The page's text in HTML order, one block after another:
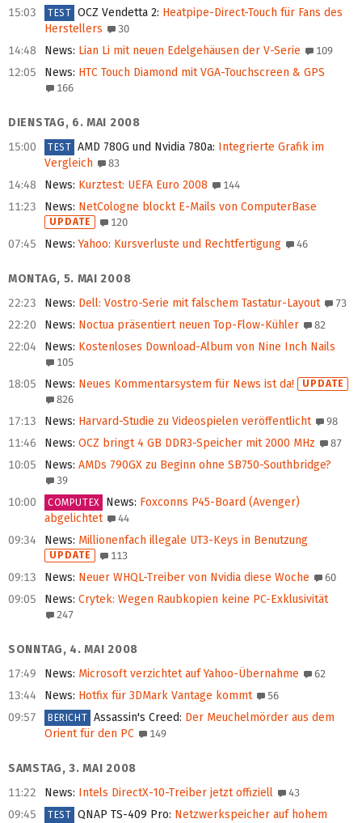
15:03 TEST OCZ Vendetta 2: Heatpipe-Direct-Touch für Fans des
Herstellers
30
14:48 News: Lian Li mit neuen Edelgehäusen der V-Serie 109
12:05 News: HTC Touch Diamond mit VGA-Touchscreen & GPS
166
DIENSTAG, 6. MAI 2008
15:00
TEST AMD 780G und Nvidia 780a: Integrierte Grafik im
Vergleich
83
14:48 News: Kurztest: UEFA Euro 2008 144
11:23 News: NetCologne blockt E-Mails von ComputerBase
UPDATE 120
07:45 News: Yahoo: Kursverluste und Rechtfertigung 46
MONTAG, 5. MAI 2008
22:23
News: Dell: Vostro-Serie mit falschem Tastatur-Layout 73
22:20 News: Noctua präsentiert neuen Top-Flow-Kühler 82
22:04 News: Kostenloses Download-Album von Nine Inch Nails
105
18:05 News: Neues Kommentarsystem für News ist da! UPDATE
826
17:13 News: Harvard-Studie zu Videospielen veröffentlicht 98
11:46 News: OCZ bringt 4 GB DDR3-Speicher mit 2000 MHz 87
10:05 News: AMDs 790GX zu Beginn ohne SB750-Southbridge?
39
10:00 COMPUTEX News: Foxconns P45-Board (Avenger)
abgelichtet
44
09:34 News: Millionenfach illegale UT3-Keys in Benutzung
UPDATE 113
09:13 News: Neuer WHQL-Treiber von Nvidia diese Woche 60
09:05 News: Crytek: Wegen Raubkopien keine PC-Exklusivität
247
SONNTAG, 4. MAI 2008
17:49
News: Microsoft verzichtet auf Yahoo-Übernahme 62
13:44 News: Hotfix für 3DMark Vantage kommt 56
09:57 BERICHT Assassin's Creed: Der Meuchelmörder aus dem
Orient für den PC
149
SAMSTAG, 3. MAI 2008
11:22
News: Intels DirectX-10-Treiber jetzt offiziell 43
09:45 TEST QNAP TS-409 Pro: Netzwerkspeicher auf hohem